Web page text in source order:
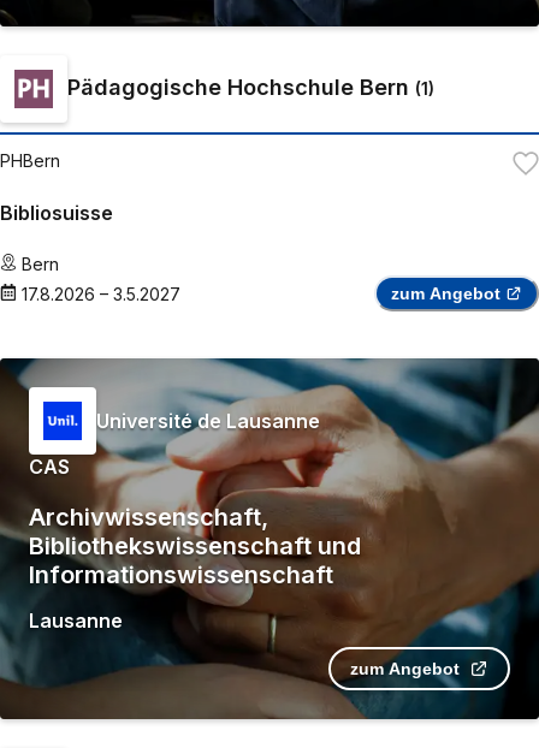
Pädagogische Hochschule Bern (1)
PHBern
Bibliosuisse
Bern
17.8.2026 – 3.5.2027 zum Angebot
Université de Lausanne
CAS
Archivwissenschaft,
Bibliothekswissenschaft und
Informationswissenschaft
Lausanne
zum Angebot